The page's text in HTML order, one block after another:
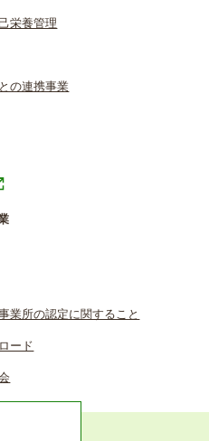
栄養管理
の連携事業
業所の認定に関すること
ード